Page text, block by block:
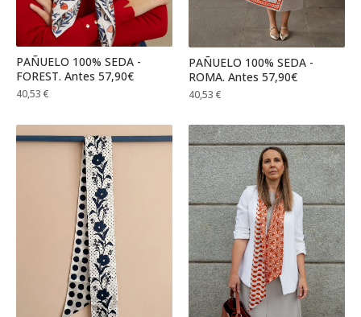
PAÑUELO 100% SEDA -
FOREST. Antes 57,90€
40,53 €
PAÑUELO 100% SEDA -
ROMA. Antes 57,90€
40,53 €